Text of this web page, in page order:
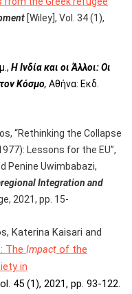
[Wiley], Vol. 34 (1),
Η Ινδία και οι Άλλοι: Οι
Κόσμο, Αθήνα: Εκδ.
“Rethinking the Collapse
Lessons for the EU”,
Penine Uwimbabazi,
Integration and
2021, pp. 15-
Katerina Kaisari and
The Impact of the
in
45 (1), 2021, pp. 93-122.